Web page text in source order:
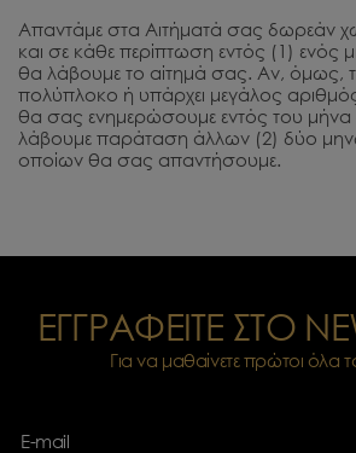
Απαντάμε στα Αιτήματά σας δωρεάν
και σε κάθε περίπτωση εντός (1) ενός
θα λάβουμε το αίτημά σας. Αν, όμως,
πολύπλοκο ή υπάρχει μεγάλος
θα σας ενημερώσουμε εντός του μήνα
λάβουμε παράταση άλλων (2) δύο
οποίων θα σας απαντήσουμε.
ΕΓΓΡΑΦΕΙΤΕ ΣΤΟ
Για να μαθαίνετε πρώτοι όλα